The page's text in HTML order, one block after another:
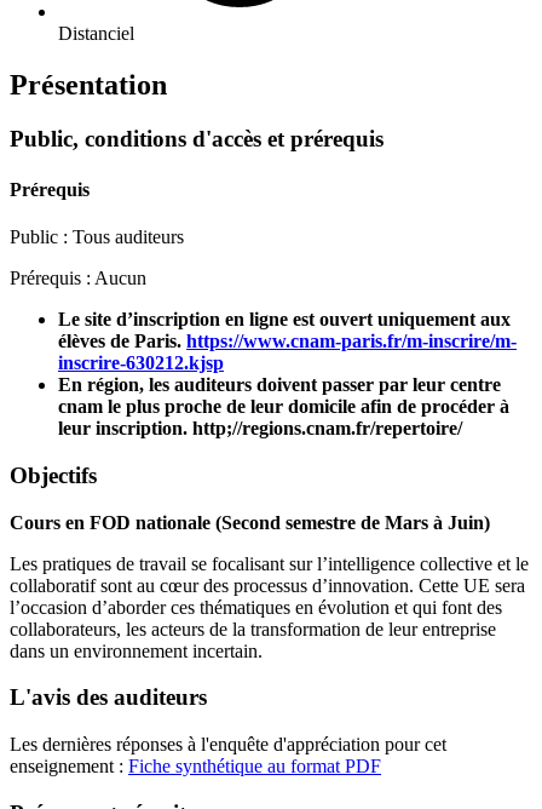
Distanciel
Présentation
Public, conditions d'accès et prérequis
Prérequis
Public : Tous auditeurs
Prérequis : Aucun
Le site d’inscription en ligne est ouvert uniquement aux
élèves de Paris. https://www.cnam-paris.fr/m-inscrire/m-
inscrire-630212.kjsp
En région, les auditeurs doivent passer par leur centre
cnam le plus proche de leur domicile afin de procéder à
leur inscription. http;//regions.cnam.fr/repertoire/
Objectifs
Cours en FOD nationale (Second semestre de Mars à Juin)
Les pratiques de travail se focalisant sur l’intelligence collective et le
collaboratif sont au cœur des processus d’innovation. Cette UE sera
l’occasion d’aborder ces thématiques en évolution et qui font des
collaborateurs, les acteurs de la transformation de leur entreprise
dans un environnement incertain.
L'avis des auditeurs
Les dernières réponses à l'enquête d'appréciation pour cet
enseignement : Fiche synthétique au format PDF